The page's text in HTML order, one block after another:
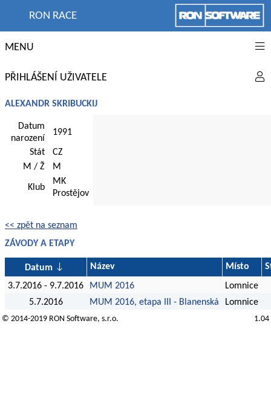
RON RACE
MENU
PŘIHLÁŠENÍ UŽIVATELE
ALEXANDR SKRIBUCKIJ
Datum
narození
1991
Stát
CZ
M / Ž
M
Klub
MK
Prostějov
<< zpět na seznam
ZÁVODY A ETAPY
Datum Název Místo
3.7.2016 - 9.7.2016
MUM 2016
Lomnice
5.7.2016
MUM 2016, etapa III - Blanenská Lomnice
© 2014-2019 RON Software, s.r.o. 1.04